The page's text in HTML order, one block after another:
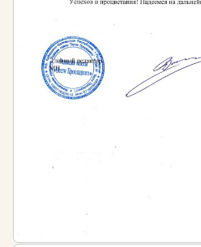
создания ландшафтных
создавать чертежи, 3D-
для заказчиков.
Художественные основы
основы композиции,
скетчинга. Научитесь
презентационные материалы.
Программы в сфере
На странице представлены